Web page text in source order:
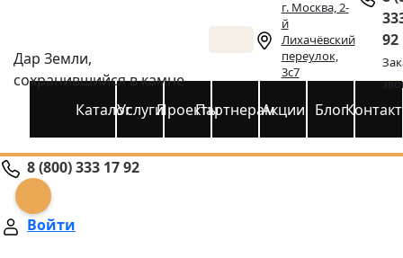
Дар Земли,
сохранившийся в камне
г. Москва, 2-
й
Лихачёвский
переулок,
3с7
92
КаталогУслугиПроектыПартнерамАкции Блог
8 (800) 333 17 92
Войти